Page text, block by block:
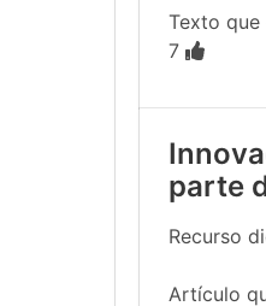
Texto
7
parte
Recurso
Artículo